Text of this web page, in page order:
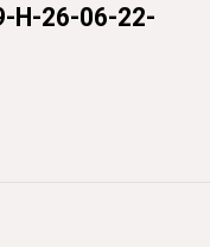
H-26-06-22-